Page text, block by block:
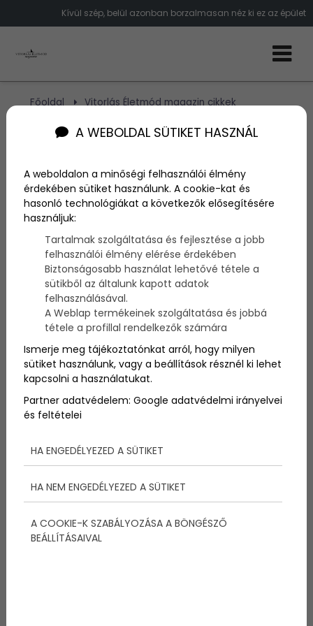
Kívül szép, belül azonban borzalmasan néz ki ez az épület
Főoldal
Vitorlás Életmód magazin cikkek
ez az épület
2014. június 20.
Észak-Kórea legnagyobb felhőkarcolója sokáig a
város szégyene volt, mivel legalább 16 évig megállt
az építkezés és egy betoncsontváz magasodott a
város fölé. A torony még ma se készült el, de
legalább kívülről befejezték.
Megosztás:
További bejegyzések
A WEBOLDAL SÜTIKET HASZNÁL
A weboldalon a minőségi felhasználói élmény
érdekében sütiket használunk. A cookie-kat és
hasonló technológiákat a következők elősegítésére
használjuk:
Tartalmak szolgáltatása és fejlesztése a jobb
felhasználói élmény elérése érdekében
Biztonságosabb használat lehetővé tétele a
sütikből az általunk kapott adatok
felhasználásával.
A Weblap termékeinek szolgáltatása és jobbá
tétele a profillal rendelkezők számára
Ismerje meg tájékoztatónkat arról, hogy milyen
sütiket használunk, vagy a beállítások résznél ki lehet
kapcsolni a használatukat.
Partner adatvédelem: Google adatvédelmi irányelvei
és feltételei
HA ENGEDÉLYEZED A SÜTIKET
HA NEM ENGEDÉLYEZED A SÜTIKET
A COOKIE-K SZABÁLYOZÁSA A BÖNGÉSZŐ
BEÁLLÍTÁSAIVAL